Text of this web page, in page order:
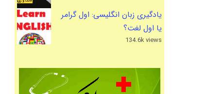
یادگیری زبان انگلیسی: اول گرامر
یا اول لغت؟
134.6k views